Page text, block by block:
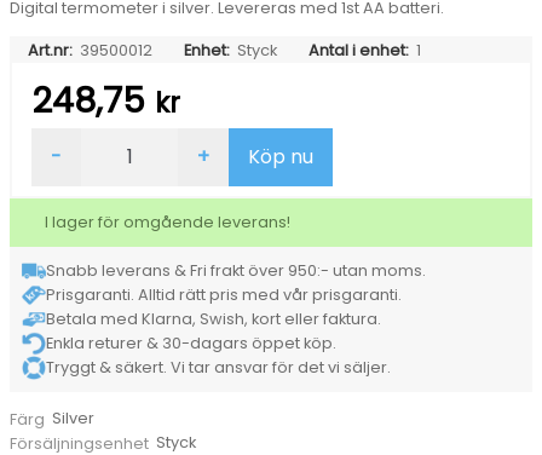
Digital termometer i silver. Levereras med 1st AA batteri.
Art.nr: 39500012 Enhet: Styck Antal i enhet: 1
248,75 kr
innetermometer
inne/hygro
silver
100x65mm
mängd
- + Köp nu
I lager för omgående leverans!
Snabb leverans & Fri frakt över 950:- utan moms.
Prisgaranti. Alltid rätt pris med vår prisgaranti.
Betala med Klarna, Swish, kort eller faktura.
Enkla returer & 30-dagars öppet köp.
Tryggt & säkert. Vi tar ansvar för det vi säljer.
Färg Silver
Försäljningsenhet Styck